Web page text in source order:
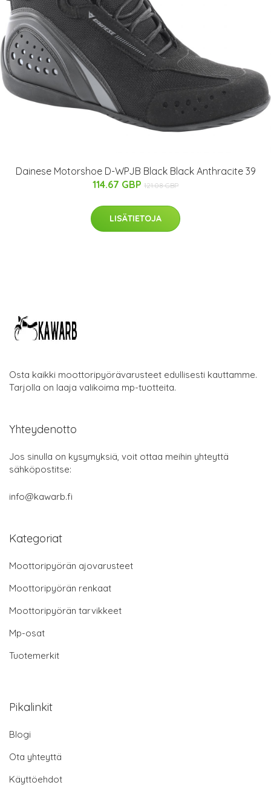
Dainese Motorshoe D-WPJB Black Black Anthracite 39
114.67 GBP 121.08 GBP
LISÄTIETOJA
Osta kaikki moottoripyörävarusteet edullisesti kauttamme.
Tarjolla on laaja valikoima mp-tuotteita.
Yhteydenotto
Jos sinulla on kysymyksiä, voit ottaa meihin yhteyttä
sähköpostitse:
info@kawarb.fi
Kategoriat
Moottoripyörän ajovarusteet
Moottoripyörän renkaat
Moottoripyörän tarvikkeet
Mp-osat
Tuotemerkit
Pikalinkit
Blogi
Ota yhteyttä
Käyttöehdot